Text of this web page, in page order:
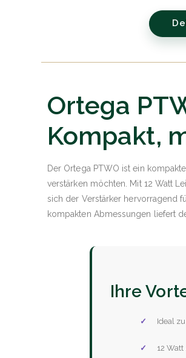
Ortega
Kompakt,
Der Ortega PTWO ist ein
verstärken möchten. Mit 12 Watt
sich der Verstärker hervorragend
kompakten Abmessungen liefert
Ihre
Ideal
12